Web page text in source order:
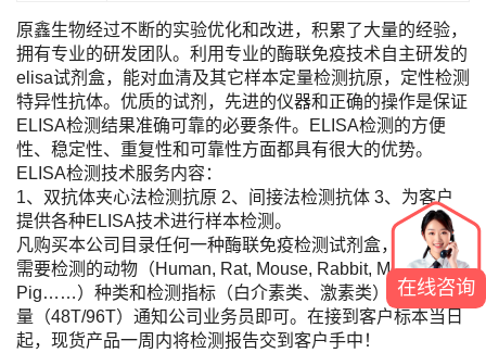
原鑫生物经过不断的实验优化和改进，积累了大量的经验，
拥有专业的研发团队。利用专业的酶联免疫技术自主研发的
elisa试剂盒，能对血清及其它样本定量检测抗原，定性检测
特异性抗体。优质的试剂，先进的仪器和正确的操作是保证
ELISA检测结果准确可靠的必要条件。ELISA检测的方便
性、稳定性、重复性和可靠性方面都具有很大的优势。
ELISA检测技术服务内容：
1、双抗体夹心法检测抗原 2、间接法检测抗体 3、为客户
提供各种ELISA技术进行样本检测。
凡购买本公司目录任何一种酶联免疫检测试剂盒，您只需将
需要检测的动物（Human, Rat, Mouse, Rabbit, Monkey,
Pig……）种类和检测指标（白介素类、激素类）及标本数
量（48T/96T）通知公司业务员即可。在接到客户标本当日
起，现货产品一周内将检测报告交到客户手中！
在线咨询